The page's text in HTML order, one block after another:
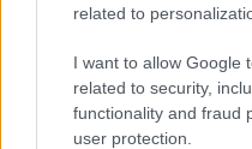
related to
I want to allow Google
related to security,
functionality and fraud
user protection.